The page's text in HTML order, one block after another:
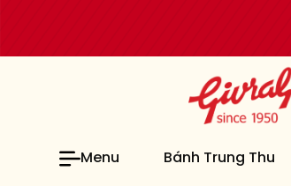
Menu Bánh Trung Thu